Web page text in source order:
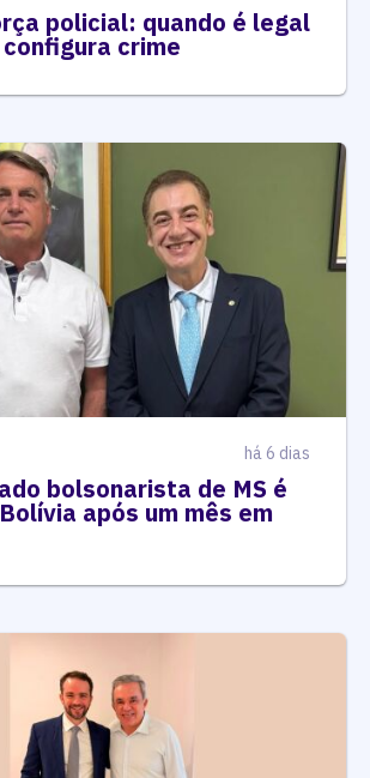
policial: quando é legal
crime
há 6 dias
bolsonarista de MS é
após um mês em